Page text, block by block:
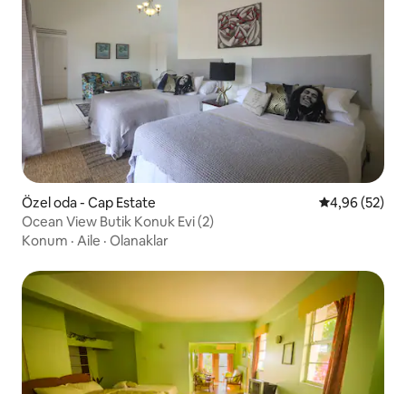
Özel oda - Cap Estate 5 üzerinden
4,96 (52)
Ocean View Butik Konuk Evi (2)
Konum · Aile · Olanaklar